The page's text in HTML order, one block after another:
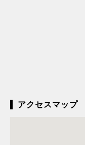
アクセスマップ